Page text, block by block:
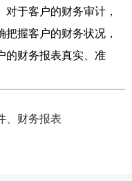
于客户的财务审计，
握客户的财务状况，
的财务报表真实、准
财务报表